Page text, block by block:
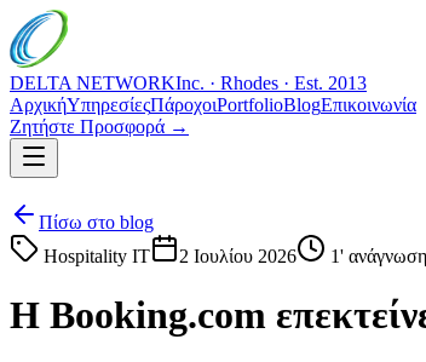
DELTA NETWORKInc. · Rhodes · Est. 2013
ΑρχικήΥπηρεσίεςΠάροχοιPortfolioBlogΕπικοινωνία
Ζητήστε Προσφορά →
Πίσω στο blog
Hospitality IT
2 Ιουλίου 2026 1' ανάγνωση
Η Booking.com